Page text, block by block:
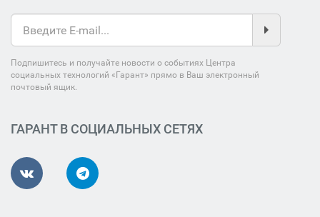
Подпишитесь и получайте новости о событиях Центра
социальных технологий «Гарант» прямо в Ваш электронный
почтовый ящик.
ГАРАНТ В СОЦИАЛЬНЫХ СЕТЯХ